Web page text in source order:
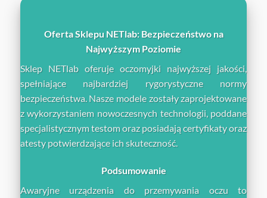
Oferta Sklepu NETlab: Bezpieczeństwo na
Najwyższym Poziomie
Sklep NETlab oferuje oczomyjki najwyższej jakości,
spełniające najbardziej rygorystyczne normy
bezpieczeństwa. Nasze modele zostały zaprojektowane
z wykorzystaniem nowoczesnych technologii, poddane
specjalistycznym testom oraz posiadają certyfikaty oraz
atesty potwierdzające ich skuteczność.
Podsumowanie
Awaryjne urządzenia do przemywania oczu to